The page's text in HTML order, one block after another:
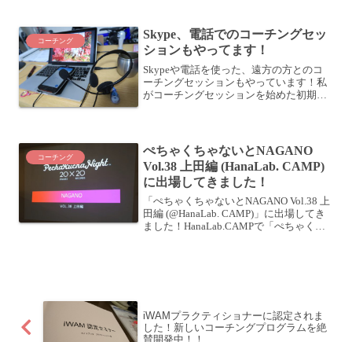
まずは、そういうコミュニ...
コーチング
Skype、電話でのコーチングセッ
ションもやってます！
Skypeや電話を使った、遠方の方とのコ
ーチングセッションもやっています！私
がコーチングセッションを始めた初期の
お会いできそうにない...
コーチング
ぺちゃくちゃないとNAGANO
Vol.38 上田編 (HanaLab. CAMP)
に出場してきました！
「ぺちゃくちゃないとNAGANO Vol.38 上
田編 (@HanaLab. CAMP)」に出場してき
ました！HanaLab.CAMPで「ぺちゃくち
iWAMプラクティショナーに認定されま
した！新しいコーチングプログラムを絶
賛開発中！！